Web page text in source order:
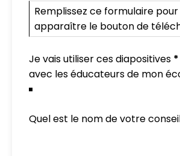
Remplissez ce formulaire
apparaître le bouton de
Je vais utiliser ces diapositives *
Quel est le nom de votre